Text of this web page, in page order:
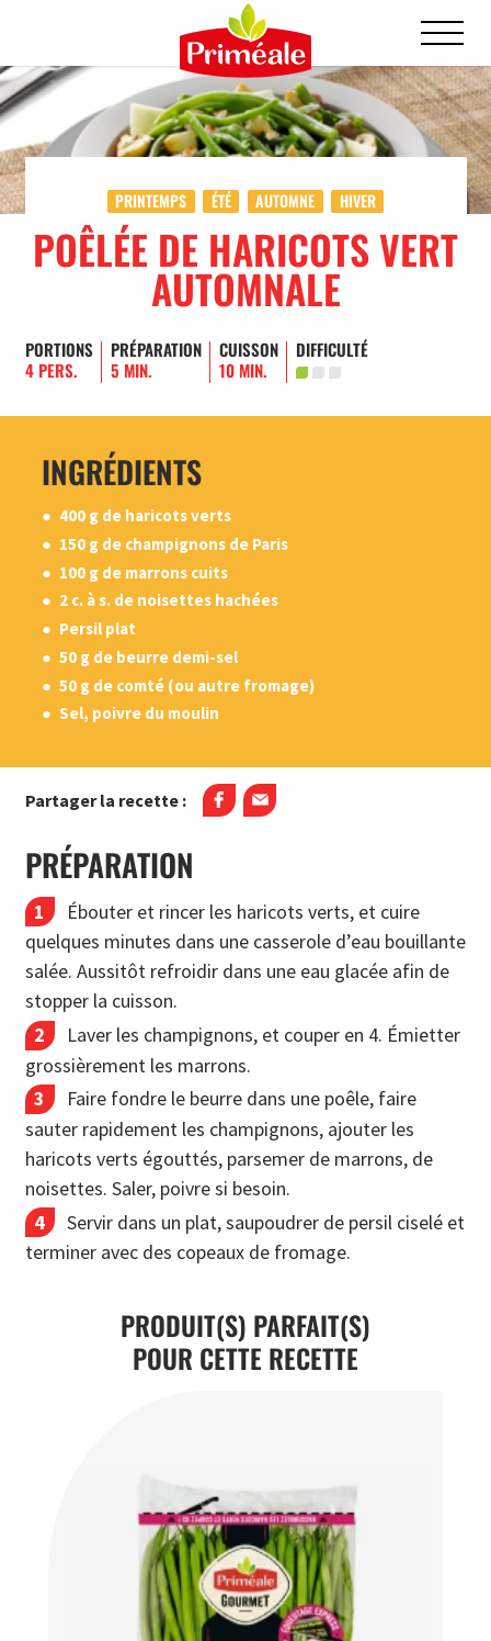
PRINTEMPS ÉTÉ AUTOMNE HIVER
POÊLÉE DE HARICOTS VERT
AUTOMNALE
PORTIONS
4 PERS.
PRÉPARATION
5 MIN.
CUISSON
10 MIN.
DIFFICULTÉ
INGRÉDIENTS
400 g de haricots verts
150 g de champignons de Paris
100 g de marrons cuits
2 c. à s. de noisettes hachées
Persil plat
50 g de beurre demi-sel
50 g de comté (ou autre fromage)
Sel, poivre du moulin
Partager la recette :
PRÉPARATION
Ébouter et rincer les haricots verts, et cuire
quelques minutes dans une casserole d’eau bouillante
salée. Aussitôt refroidir dans une eau glacée afin de
stopper la cuisson.
Laver les champignons, et couper en 4. Émietter
grossièrement les marrons.
Faire fondre le beurre dans une poêle, faire
sauter rapidement les champignons, ajouter les
haricots verts égouttés, parsemer de marrons, de
noisettes. Saler, poivre si besoin.
Servir dans un plat, saupoudrer de persil ciselé et
terminer avec des copeaux de fromage.
PRODUIT(S) PARFAIT(S)
POUR CETTE RECETTE